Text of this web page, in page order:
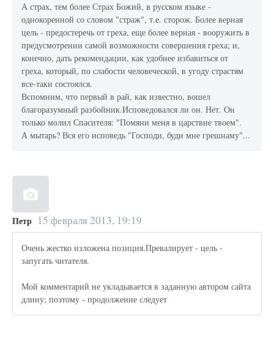
А страх, тем более Страх Божий, в русском языке -
однокоренной со словом "страж", т.е. сторож. Более верная
цель - предостеречь от греха, еще более верная - вооружить в
предусмотрении самой возможности совершения греха; и,
конечно, дать рекомендации, как удобнее избавиться от
греха, который, по слабости человеческой, в угоду страстям
все-таки состоялся.
Вспомним, что первый в рай, как известно, вошел
благоразумный разбойник.Исповедовался ли он. Нет. Он
только молил Спасителя: "Помяни меня в царствие твоем".
А мытарь? Вся его исповедь "Господи, буди мне грешнаму"...
Петр 15 февраля 2013, 19:19
Очень жестко изложена позиция.Превалирует - цель -
запугать читателя.
Мой комментарий не укладывается в заданную автором сайта
длину; поэтому - продолжение следует